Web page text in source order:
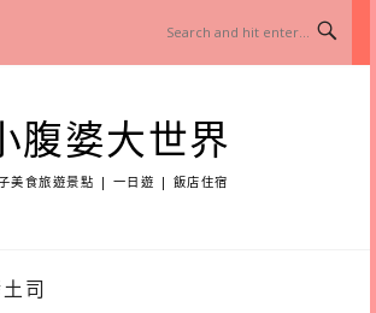
腹婆大世界
美食旅遊景點 | 一日遊 | 飯店住宿
司